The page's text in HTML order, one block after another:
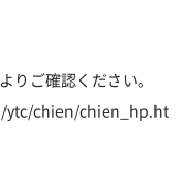
ご確認ください。
ytc/chien/chien_hp.ht